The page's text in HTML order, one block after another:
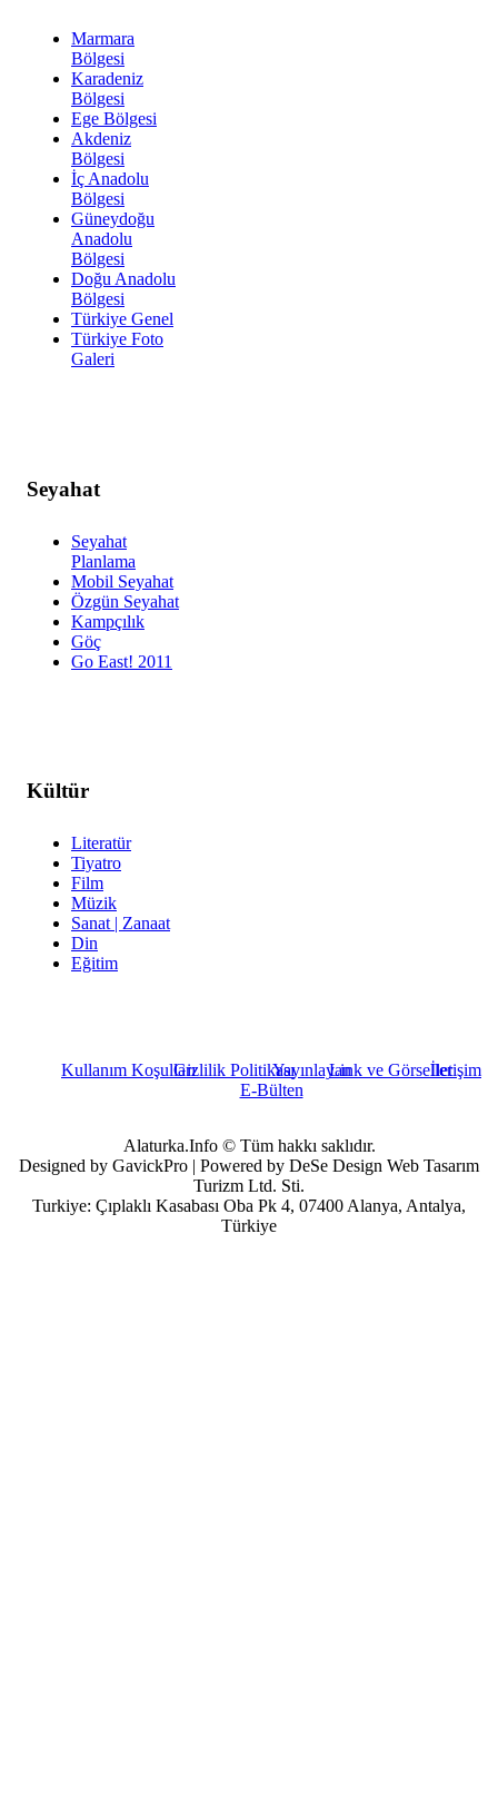
Marmara
Bölgesi
Karadeniz
Bölgesi
Ege Bölgesi
Akdeniz
Bölgesi
İç Anadolu
Bölgesi
Güneydoğu
Anadolu
Bölgesi
Doğu Anadolu
Bölgesi
Türkiye Genel
Türkiye Foto
Galeri
Seyahat
Seyahat
Planlama
Mobil Seyahat
Özgün Seyahat
Kampçılık
Göç
Go East! 2011
Kültür
Literatür
Tiyatro
Film
Müzik
Sanat | Zanaat
Din
Eğitim
Kullanım KoşullarıGizlilik PolitikasıYayınlayanLink ve Görsellerİletişim
E-Bülten
Alaturka.Info © Tüm hakkı saklıdır.
Designed by GavickPro | Powered by DeSe Design Web Tasarım
Turizm Ltd. Sti.
Turkiye: Çıplaklı Kasabası Oba Pk 4, 07400 Alanya, Antalya,
Türkiye